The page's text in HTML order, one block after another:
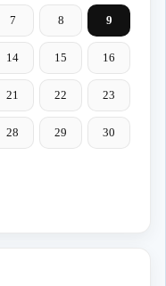
7 8 9
14 15 16
21 22 23
28 29 30